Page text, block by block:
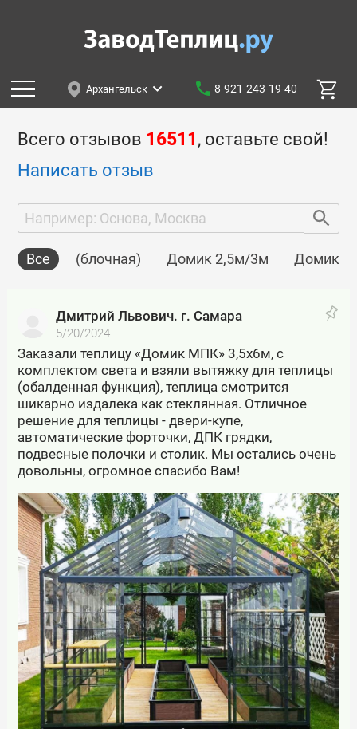
Архангельск 8-921-243-19-40
Всего отзывов 16511 , оставьте свой!
Написать отзыв
Все (блочная) Домик 2,5м/3м Домик
Дмитрий Львович. г. Самара
5/20/2024
Заказали теплицу «Домик МПК» 3,5х6м, с
комплектом света и взяли вытяжку для теплицы
(обалденная функция), теплица смотрится
шикарно издалека как стеклянная. Отличное
решение для теплицы - двери-купе,
автоматические форточки, ДПК грядки,
подвесные полочки и столик. Мы остались очень
довольны, огромное спасибо Вам!